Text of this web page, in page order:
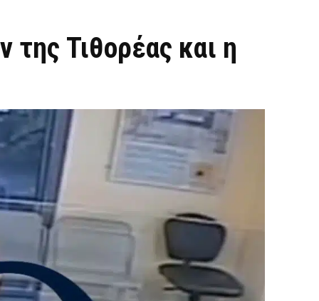
της Τιθορέας και η